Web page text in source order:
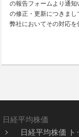
の報告フォームより通
の修正・更新につきまし
弊社においてその対応を
日経平均株価
日経平均株価 ト